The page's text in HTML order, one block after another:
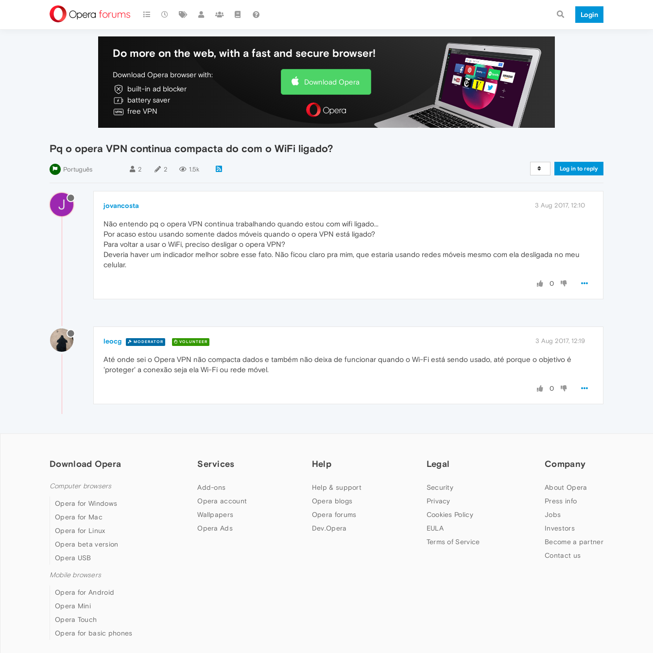
Login
Do more on the web, with a fast and secure browser!
Download Opera browser with:
built-in ad blocker
battery saver
free VPN
Download Opera
Pq o opera VPN continua compacta do com o WiFi ligado?
Português 2 2 1.5k Log in to reply
J jovancosta 3 Aug 2017, 12:10
Não entendo pq o opera VPN continua trabalhando quando estou com wifi ligado...
Por acaso estou usando somente dados móveis quando o opera VPN está ligado?
Para voltar a usar o WiFi, preciso desligar o opera VPN?
Deveria haver um indicador melhor sobre esse fato. Não ficou claro pra mim, que estaria usando redes móveis mesmo com ela desligada no meu
celular.
0
leocg MODERATOR VOLUNTEER 3 Aug 2017, 12:19
Até onde sei o Opera VPN não compacta dados e também não deixa de funcionar quando o Wi-Fi está sendo usado, até porque o objetivo é
'proteger' a conexão seja ela Wi-Fi ou rede móvel.
0
Download Opera
Computer browsers
Opera for Windows
Opera for Mac
Opera for Linux
Opera beta version
Opera USB
Mobile browsers
Opera for Android
Opera Mini
Opera Touch
Opera for basic phones
Services
Add-ons
Opera account
Wallpapers
Opera Ads
Help
Help & support
Opera blogs
Opera forums
Dev.Opera
Legal
Security
Privacy
Cookies Policy
EULA
Terms of Service
Company
About Opera
Press info
Jobs
Investors
Become a partner
Contact us